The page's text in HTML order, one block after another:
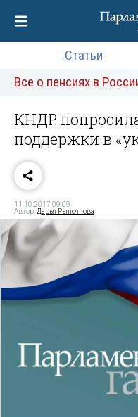
Статьи
Все о пенсиях в
КНДР
поддержки в
11.10.2017 09:09
Автор: Дарья Рыночнова